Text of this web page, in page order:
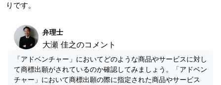
りです。
弁理士
大瀬 佳之のコメント
「アドベンチャー」においてどのような商品やサービスに対し
て商標出願がされているのか確認してみましょう。「アドベン
チャー」において商標出願の際に指定された商品やサービス